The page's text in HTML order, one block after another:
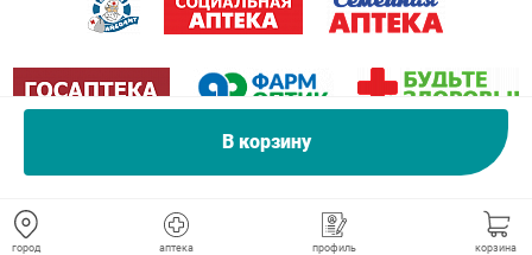
город аптека профиль корзина
В корзину